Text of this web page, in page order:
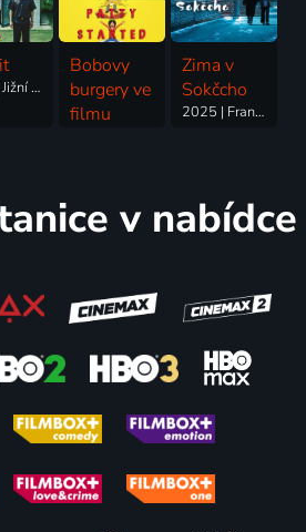
2019 | Jižní Korea | Thriller, Drama, Komedie
Bobovy
burgery ve
filmu
Zima v
Sokčcho
2025 | Francie, Jižní Korea | Romantický, Drama, Komedie
v nabídce